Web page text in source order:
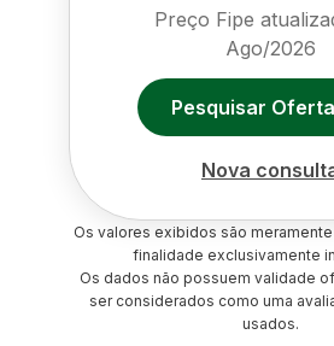
Preço Fipe
Ago/2026
Pesquisar
Nova
Os valores exibidos são
finalidade exclusivamente
Os dados não possuem validade
ser considerados como uma
usados.